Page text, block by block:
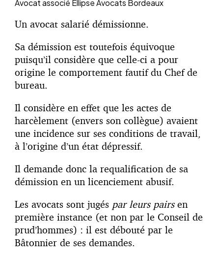
Avocat associé Ellipse Avocats Bordeaux
Un avocat salarié démissionne.
Sa démission est toutefois équivoque
puisqu’il considère que celle-ci a pour
origine le comportement fautif du Chef de
bureau.
Il considère en effet que les actes de
harcèlement (envers son collègue) avaient
une incidence sur ses conditions de travail,
à l’origine d’un état dépressif.
Il demande donc la requalification de sa
démission en un licenciement abusif.
Les avocats sont jugés par leurs pairsen
première instance (et non par le Conseil de
prud’hommes) : il est débouté par le
Bâtonnier de ses demandes.